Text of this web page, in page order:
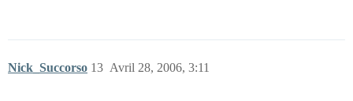
Nick_Succorso Avril 28, 2006, 3:11
13